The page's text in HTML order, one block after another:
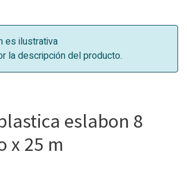
es ilustrativa
la descripción del producto.
eslabon 8
x 25 m